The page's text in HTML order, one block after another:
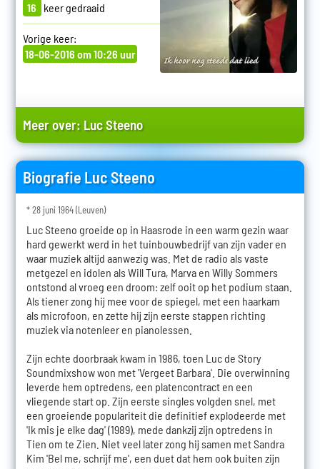
16 keer gedraaid
Vorige keer:
18-06-2016 om 10:26 uur
Meer over: Luc Steeno
Biografie Luc Steeno
* 28 juni 1964 (Leuven)
Luc Steeno groeide op in Haasrode in een warm gezin waar
hard gewerkt werd in het tuinbouwbedrijf van zijn vader en
waar muziek altijd aanwezig was. Met de radio als vaste
metgezel en idolen als Will Tura, Marva en Willy Sommers
ontstond al vroeg een droom: zelf ooit op het podium staan.
Als tiener zong hij mee voor de spiegel, met een haarkam
als microfoon, en zette hij zijn eerste stappen richting
muziek via notenleer en pianolessen.
Zijn echte doorbraak kwam in 1986, toen Luc de Story
Soundmixshow won met 'Vergeet Barbara'. Die overwinning
leverde hem optredens, een platencontract en een
vliegende start op. Zijn eerste singles volgden snel, met
een groeiende populariteit die definitief explodeerde met
'Ik mis je elke dag' (1989), mede dankzij zijn optredens in
Tien om te Zien. Niet veel later zong hij samen met Sandra
Kim 'Bel me, schrijf me', een duet dat hem ook buiten zijn